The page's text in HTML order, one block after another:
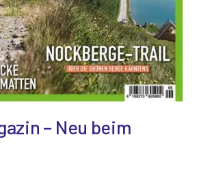
– Neu beim